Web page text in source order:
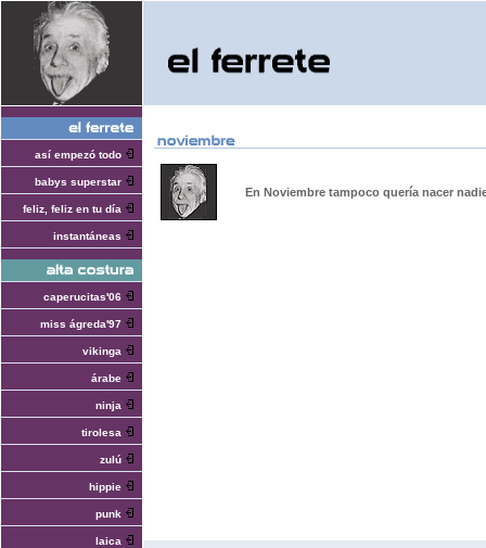
así empezó todo
babys superstar
feliz, feliz en tu día
instantáneas
caperucitas'06
miss ágreda'97
vikinga
árabe
ninja
tirolesa
zulú
hippie
punk
laica
En Noviembre tampoco quería nacer